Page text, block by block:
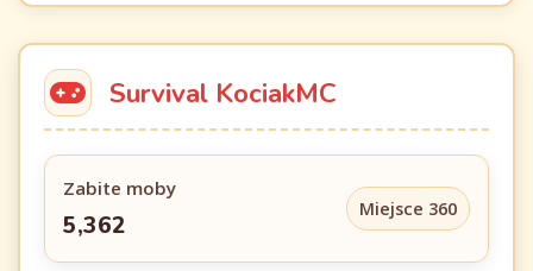
Survival KociakMC
Zabite moby
5,362
Miejsce 360